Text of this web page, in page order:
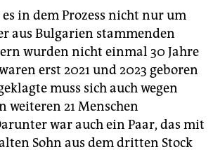
in dem Prozess nicht nur um
aus Bulgarien stammenden
wurden nicht einmal 30 Jahre
erst 2021 und 2023 geboren
muss sich auch wegen
weiteren 21 Menschen
war auch ein Paar, das mit
Sohn aus dem dritten Stock